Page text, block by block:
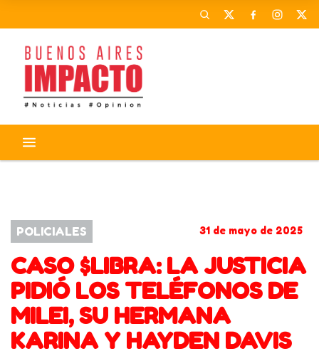
POLICIALES 31 de mayo de 2025
CASO $LIBRA: LA JUSTICIA
PIDIÓ LOS TELÉFONOS DE
MILEI, SU HERMANA
KARINA Y HAYDEN DAVIS